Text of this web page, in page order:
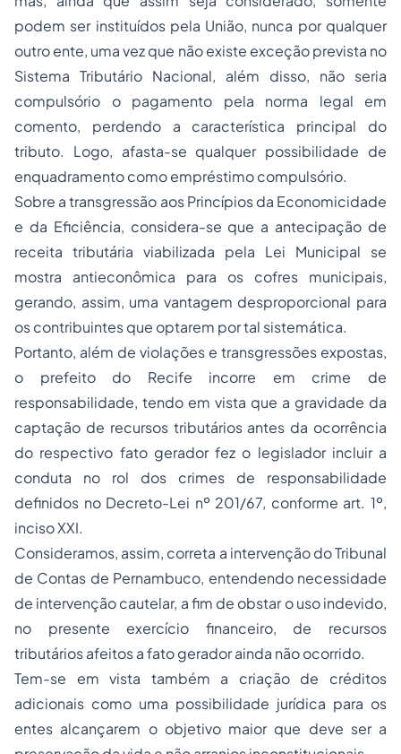
podem ser instituídos pela União, nunca por qualquer
outro ente, uma vez que não existe exceção prevista no
Sistema Tributário Nacional, além disso, não seria
compulsório o pagamento pela norma legal em
comento, perdendo a característica principal do
tributo. Logo, afasta-se qualquer possibilidade de
enquadramento como empréstimo compulsório.
Sobre a transgressão aos Princípios da Economicidade
e da Eficiência, considera-se que a antecipação de
receita tributária viabilizada pela Lei Municipal se
mostra antieconômica para os cofres municipais,
gerando, assim, uma vantagem desproporcional para
os contribuintes que optarem por tal sistemática.
Portanto, além de violações e transgressões expostas,
o prefeito do Recife incorre em crime de
responsabilidade, tendo em vista que a gravidade da
captação de recursos tributários antes da ocorrência
do respectivo fato gerador fez o legislador incluir a
conduta no rol dos crimes de responsabilidade
definidos no Decreto-Lei nº 201/67, conforme art. 1º,
inciso XXI.
Consideramos, assim, correta a intervenção do Tribunal
de Contas de Pernambuco, entendendo necessidade
de intervenção cautelar, a fim de obstar o uso indevido,
no presente exercício financeiro, de recursos
tributários afeitos a fato gerador ainda não ocorrido.
Tem-se em vista também a criação de créditos
adicionais como uma possibilidade jurídica para os
entes alcançarem o objetivo maior que deve ser a